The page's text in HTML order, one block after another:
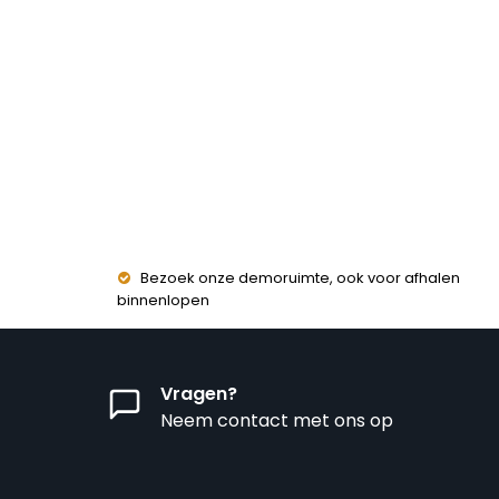
Bezoek onze demoruimte, ook voor afhalen
binnenlopen
Vragen?
Neem contact met ons op